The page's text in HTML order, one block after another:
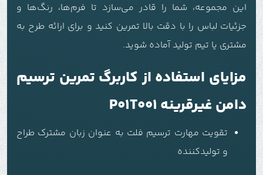
این مجموعه، شما را قادر می‌سازد تا فرم‌ها، رنگ‌ها و
جزئیات لباس را با دقت بالا تمرین کنید و برای ارائه طرح به
مشتری یا تیم تولید آماده شوید.
مزایای استفاده از کاربرگ تمرین ترسیم
دامن غیرقرینه P01T001
تقویت مهارت ترسیم فلت به عنوان زبان مشترک طراح
و تولیدکننده